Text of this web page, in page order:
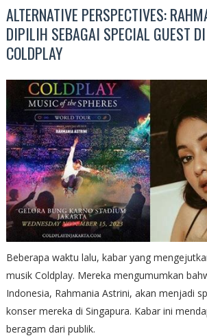
ALTERNATIVE PERSPECTIVES:
DIPILIH SEBAGAI SPECIAL GUEST DI
COLDPLAY
Beberapa waktu lalu, kabar yang
musik Coldplay. Mereka mengumumkan
Indonesia, Rahmania Astrini, akan menjadi
konser mereka di Singapura. Kabar ini
beragam dari publik.